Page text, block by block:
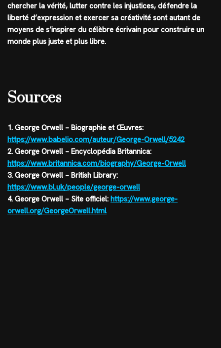
chercher la vérité, lutter contre les injustices, défendre la
liberté d’expression et exercer sa créativité sont autant de
moyens de s’inspirer du célèbre écrivain pour construire un
monde plus juste et plus libre.
Sources
1. George Orwell – Biographie et Œuvres:
https://www.babelio.com/auteur/George-Orwell/5242
2. George Orwell – Encyclopédia Britannica:
https://www.britannica.com/biography/George-Orwell
3. George Orwell – British Library:
https://www.bl.uk/people/george-orwell
4. George Orwell – Site officiel: https://www.george-
orwell.org/GeorgeOrwell.html